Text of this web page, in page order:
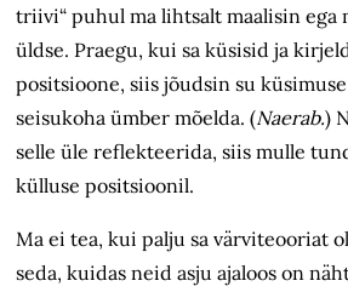
triivi“ puhul ma lihtsalt maalisin ega
üldse. Praegu, kui sa küsisid ja
positsioone, siis jõudsin su küsimuse
seisukoha ümber mõelda. (Naerab.)
selle üle reflekteerida, siis mulle
külluse positsioonil.
Ma ei tea, kui palju sa värviteooriat
seda, kuidas neid asju ajaloos on